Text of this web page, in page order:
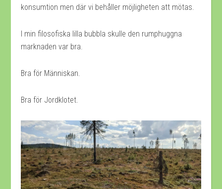
konsumtion men där vi behåller möjligheten att mötas.
I min filosofiska lilla bubbla skulle den rumphuggna
marknaden var bra.
Bra för Människan.
Bra för Jordklotet.